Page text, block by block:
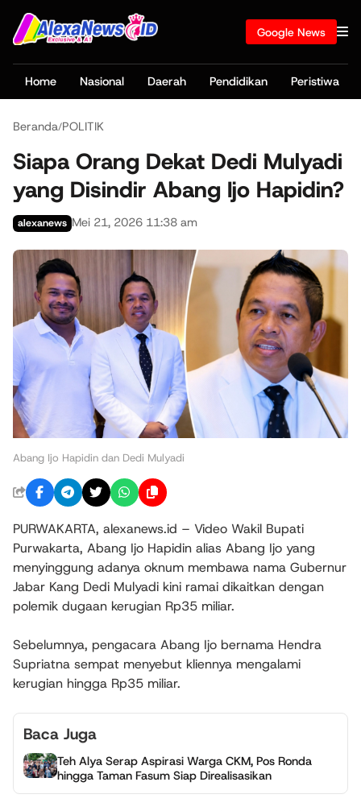
Google News
Home Nasional Daerah Pendidikan Peristiwa
Beranda/POLITIK
Siapa Orang Dekat Dedi Mulyadi
yang Disindir Abang Ijo Hapidin?
alexanews Mei 21, 2026 11:38 am
Abang Ijo Hapidin dan Dedi Mulyadi
PURWAKARTA, alexanews.id – Video Wakil Bupati
Purwakarta, Abang Ijo Hapidin alias Abang Ijo yang
menyinggung adanya oknum membawa nama Gubernur
Jabar Kang Dedi Mulyadi kini ramai dikaitkan dengan
polemik dugaan kerugian Rp35 miliar.
Sebelumnya, pengacara Abang Ijo bernama Hendra
Supriatna sempat menyebut kliennya mengalami
kerugian hingga Rp35 miliar.
Baca Juga
Teh Alya Serap Aspirasi Warga CKM, Pos Ronda
hingga Taman Fasum Siap Direalisasikan